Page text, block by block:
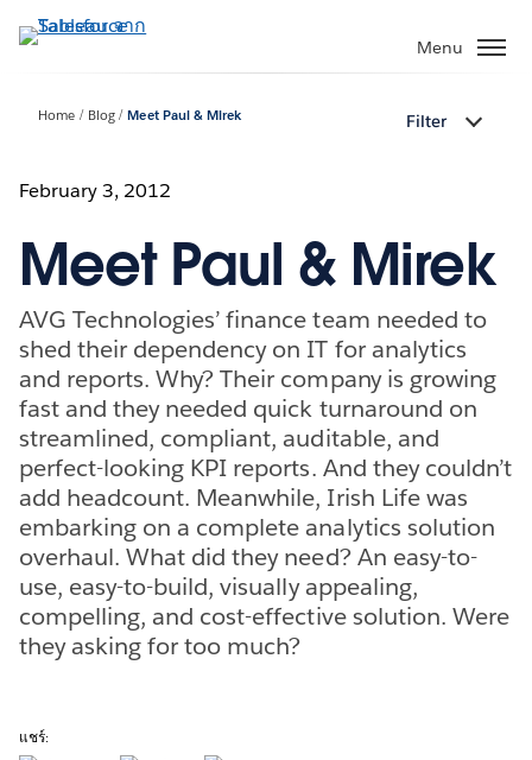
ไป
Menu
Home Blog Meet Paul & Mirek Filter
February 3, 2012
Meet Paul & Mirek
AVG Technologies’ finance team needed to
shed their dependency on IT for analytics
and reports. Why? Their company is growing
fast and they needed quick turnaround on
streamlined, compliant, auditable, and
perfect-looking KPI reports. And they couldn’t
add headcount. Meanwhile, Irish Life was
embarking on a complete analytics solution
overhaul. What did they need? An easy-to-
use, easy-to-build, visually appealing,
compelling, and cost-effective solution. Were
they asking for too much?
แชร์: